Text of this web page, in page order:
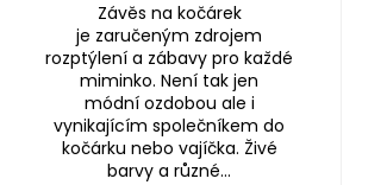
Závěs na kočárek
je zaručeným zdrojem
rozptýlení a zábavy pro každé
miminko. Není tak jen
módní ozdobou ale i
vynikajícím společníkem do
kočárku nebo vajíčka. Živé
barvy a různé...